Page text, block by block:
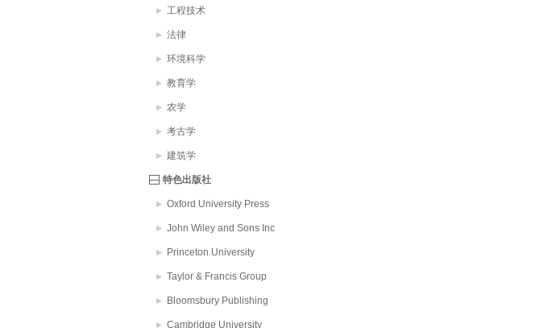
工程技术
法律
环境科学
教育学
农学
考古学
建筑学
特色出版社
Oxford University Press
John Wiley and Sons Inc
Princeton University
Taylor & Francis Group
Bloomsbury Publishing
PLC
Cambridge University